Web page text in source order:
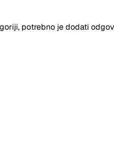
potrebno je dodati